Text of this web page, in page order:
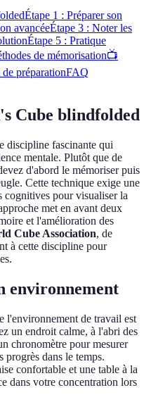
Étape 1 : Préparer son
avancéeÉtape 3 : Noter les
Étape 5 : Pratique
de mémorisation📺
préparationFAQ
Cube blindfolded
discipline fascinante qui
mentale. Plutôt que de
d'abord le mémoriser puis
Cette technique exige une
cognitives pour visualiser la
met en avant deux
et l'amélioration des
Cube Association, de
à cette discipline pour
environnement
l'environnement de travail est
un endroit calme, à l'abri des
chronomètre pour mesurer
progrès dans le temps.
confortable et une table à la
dans votre concentration lors